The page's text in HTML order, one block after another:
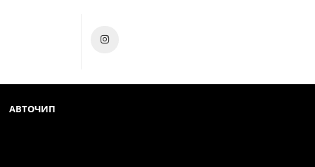
АВТОЧИП